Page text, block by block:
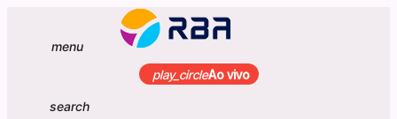
menu
play_circleAo vivo
search